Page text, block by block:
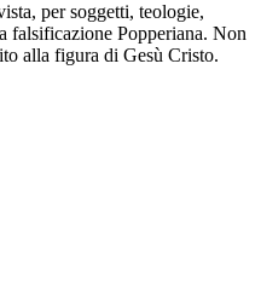
per soggetti, teologie,
Popperiana. Non
alla figura di Gesù Cristo.